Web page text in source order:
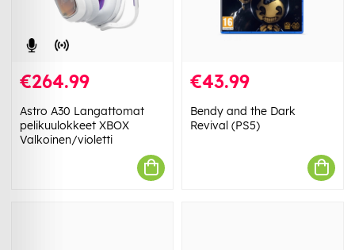
€264.99
Astro A30 Langattomat
pelikuulokkeet XBOX
Valkoinen/violetti
€43.99
Bendy and the Dark
Revival (PS5)